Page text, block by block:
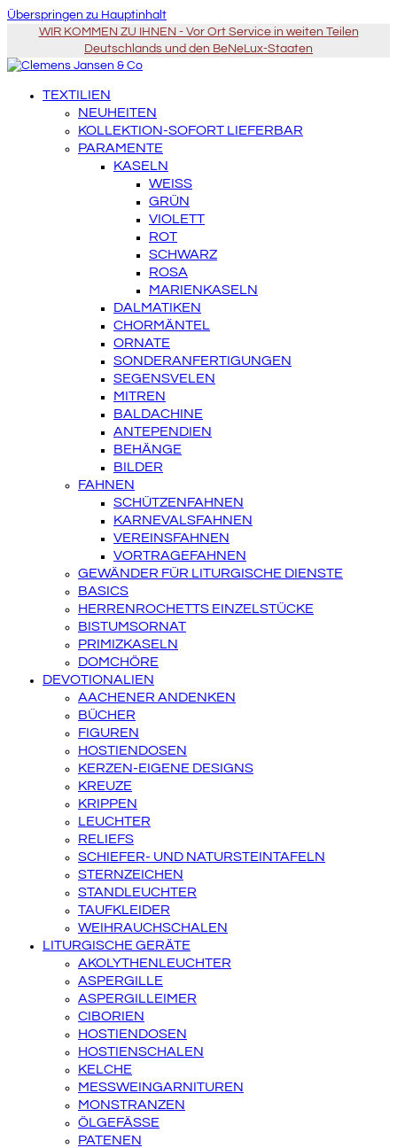
Überspringen zu Hauptinhalt
WIR KOMMEN ZU IHNEN - Vor Ort Service in weiten Teilen
Deutschlands und den BeNeLux-Staaten
TEXTILIEN
NEUHEITEN
KOLLEKTION-SOFORT LIEFERBAR
PARAMENTE
KASELN
WEISS
GRÜN
VIOLETT
ROT
SCHWARZ
ROSA
MARIENKASELN
DALMATIKEN
CHORMÄNTEL
ORNATE
SONDERANFERTIGUNGEN
SEGENSVELEN
MITREN
BALDACHINE
ANTEPENDIEN
BEHÄNGE
BILDER
FAHNEN
SCHÜTZENFAHNEN
KARNEVALSFAHNEN
VEREINSFAHNEN
VORTRAGEFAHNEN
GEWÄNDER FÜR LITURGISCHE DIENSTE
BASICS
HERRENROCHETTS EINZELSTÜCKE
BISTUMSORNAT
PRIMIZKASELN
DOMCHÖRE
DEVOTIONALIEN
AACHENER ANDENKEN
BÜCHER
FIGUREN
HOSTIENDOSEN
KERZEN-EIGENE DESIGNS
KREUZE
KRIPPEN
LEUCHTER
RELIEFS
SCHIEFER- UND NATURSTEINTAFELN
STERNZEICHEN
STANDLEUCHTER
TAUFKLEIDER
WEIHRAUCHSCHALEN
LITURGISCHE GERÄTE
AKOLYTHENLEUCHTER
ASPERGILLE
ASPERGILLEIMER
CIBORIEN
HOSTIENDOSEN
HOSTIENSCHALEN
KELCHE
MESSWEINGARNITUREN
MONSTRANZEN
ÖLGEFÄSSE
PATENEN